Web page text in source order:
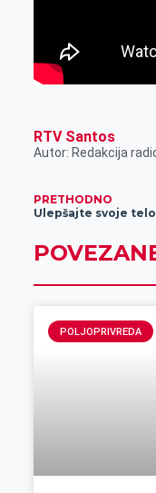
RTV Santos
Autor: Redakcija
PRETHODNO
POLJOPRIVREDA